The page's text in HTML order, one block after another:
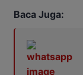
Baca Juga: